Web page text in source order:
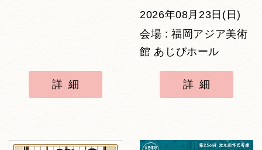
詳細
2026年08月23日(日)
会場 : 福岡アジア美術
館 あじびホール
詳細